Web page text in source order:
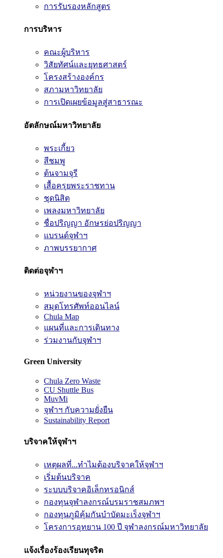
การรับรองหลักสูตร
การบริหาร
คณะผู้บริหาร
วิสัยทัศน์และยุทธศาสตร์
โครงสร้างองค์กร
สภามหาวิทยาลัย
การเปิดเผยข้อมูลสู่สาธารณะ
อัตลักษณ์มหาวิทยาลัย
พระเกี้ยว
สีชมพู
ต้นจามจุรี
เสื้อครุยพระราชทาน
ชุดนิสิต
เพลงมหาวิทยาลัย
ชื่อปริญญา อักษรย่อปริญญา
แบรนด์จุฬาฯ
ภาพบรรยากาศ
ติดต่อจุฬาฯ
หน่วยงานของจุฬาฯ
สมุดโทรศัพท์ออนไลน์
Chula Map
แผนที่และการเดินทาง
ร่วมงานกับจุฬาฯ
Green University
Chula Zero Waste
CU Shuttle Bus
MuvMi
จุฬาฯ กับความยั่งยืน
Sustainability Report
บริจาคให้จุฬาฯ
เหตุผลที่...ทำไมต้องบริจาคให้จุฬาฯ
เริ่มต้นบริจาค
ระบบบริจาคอิเล็กทรอนิกส์
กองทุนจุฬาลงกรณ์บรมราชสมภพฯ
กองทุนภูมิคุ้มกันบำบัดมะเร็งจุฬาฯ
โครงการอุทยาน 100 ปี จุฬาลงกรณ์มหาวิทยาลัย
แจ้งเรื่องร้องเรียนทุจริต